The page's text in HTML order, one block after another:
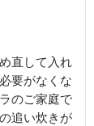
直して入れ
要がなくな
のご家庭で
追い炊きが